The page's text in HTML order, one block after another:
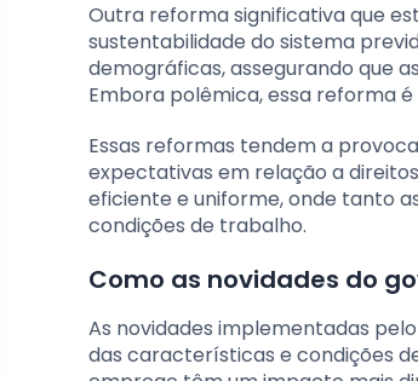
Outra reforma significativa que
sustentabilidade do sistema
demográficas, assegurando que
Embora polêmica, essa reforma
Essas reformas tendem a
expectativas em relação a
eficiente e uniforme, onde tanto
condições de trabalho.
Como as novidades do
As novidades implementadas
das características e condições